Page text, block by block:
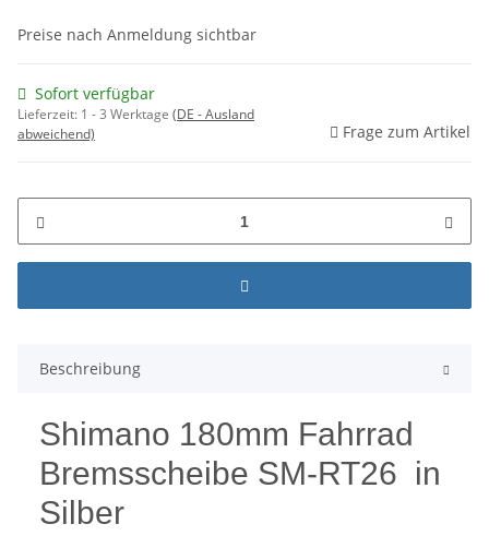
Preise nach Anmeldung sichtbar
Sofort verfügbar
Lieferzeit: 1 - 3 Werktage (DE - Ausland
abweichend)
Frage zum Artikel
Beschreibung
Shimano 180mm Fahrrad
Bremsscheibe SM-RT26 in
Silber